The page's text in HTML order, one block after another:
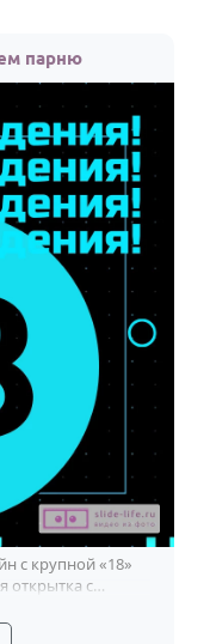
парню
с крупной «18»
открытка с